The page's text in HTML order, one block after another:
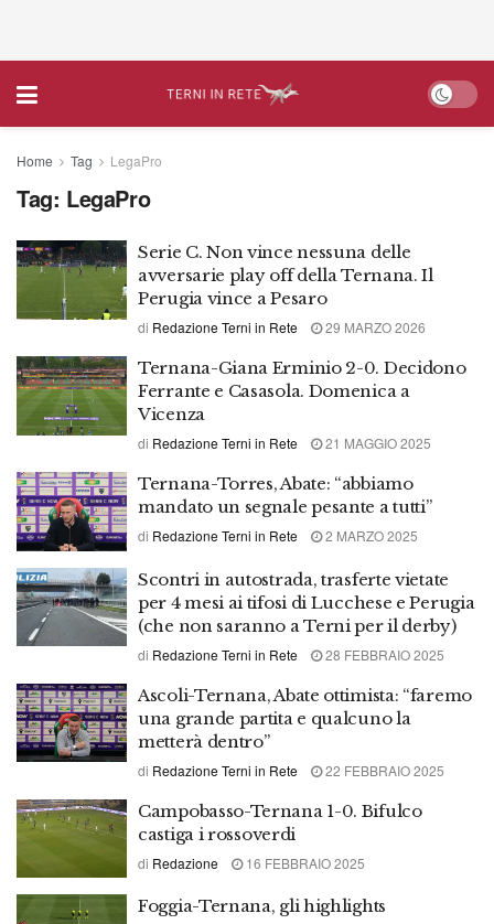
Home Tag LegaPro
Tag: LegaPro
Serie C. Non vince nessuna delle
avversarie play off della Ternana. Il
Perugia vince a Pesaro
di Redazione Terni in Rete 29 MARZO 2026
Ternana-Giana Erminio 2-0. Decidono
Ferrante e Casasola. Domenica a
Vicenza
di Redazione Terni in Rete 21 MAGGIO 2025
Ternana-Torres, Abate: “abbiamo
mandato un segnale pesante a tutti”
di Redazione Terni in Rete 2 MARZO 2025
Scontri in autostrada, trasferte vietate
per 4 mesi ai tifosi di Lucchese e Perugia
(che non saranno a Terni per il derby)
di Redazione Terni in Rete 28 FEBBRAIO 2025
Ascoli-Ternana, Abate ottimista: “faremo
una grande partita e qualcuno la
metterà dentro”
di Redazione Terni in Rete 22 FEBBRAIO 2025
Campobasso-Ternana 1-0. Bifulco
castiga i rossoverdi
di Redazione 16 FEBBRAIO 2025
Foggia-Ternana, gli highlights